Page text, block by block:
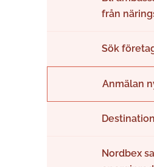
från
Sök
Anmälan
Nordbex